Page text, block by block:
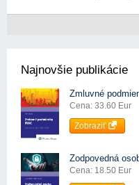
Najnovšie publikácie
Zmluvné
Cena: 33.60 Eur
Zobraziť
Zodpovedná
Cena: 18.50 Eur